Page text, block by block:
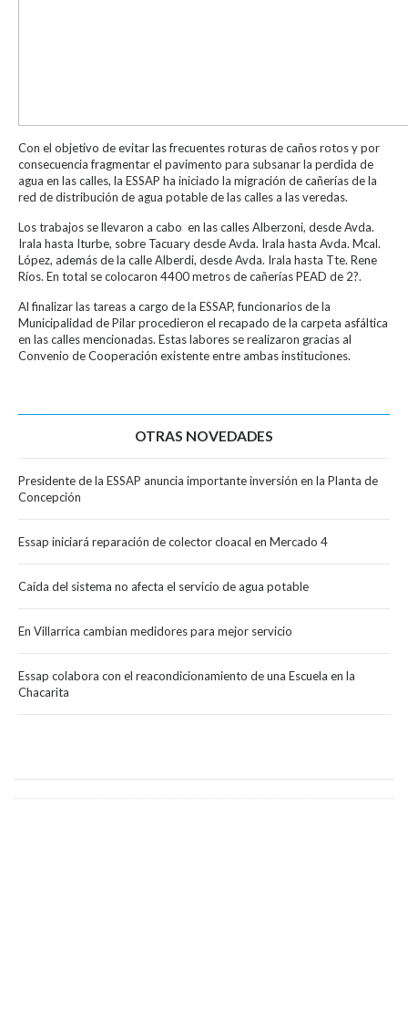
Con el objetivo de evitar las frecuentes roturas de caños rotos y por
consecuencia fragmentar el pavimento para subsanar la perdida de
agua en las calles, la ESSAP ha iniciado la migración de cañerías de la
red de distribución de agua potable de las calles a las veredas.
Los trabajos se llevaron a cabo en las calles Alberzoni, desde Avda.
Irala hasta Iturbe, sobre Tacuary desde Avda. Irala hasta Avda. Mcal.
López, además de la calle Alberdi, desde Avda. Irala hasta Tte. Rene
Ríos. En total se colocaron 4400 metros de cañerías PEAD de 2?.
Al finalizar las tareas a cargo de la ESSAP, funcionarios de la
Municipalidad de Pilar procedieron el recapado de la carpeta asfáltica
en las calles mencionadas. Estas labores se realizaron gracias al
Convenio de Cooperación existente entre ambas instituciones.
OTRAS NOVEDADES
Presidente de la ESSAP anuncia importante inversión en la Planta de
Concepción
Essap iniciará reparación de colector cloacal en Mercado 4
Caída del sistema no afecta el servicio de agua potable
En Villarrica cambian medidores para mejor servicio
Essap colabora con el reacondicionamiento de una Escuela en la
Chacarita